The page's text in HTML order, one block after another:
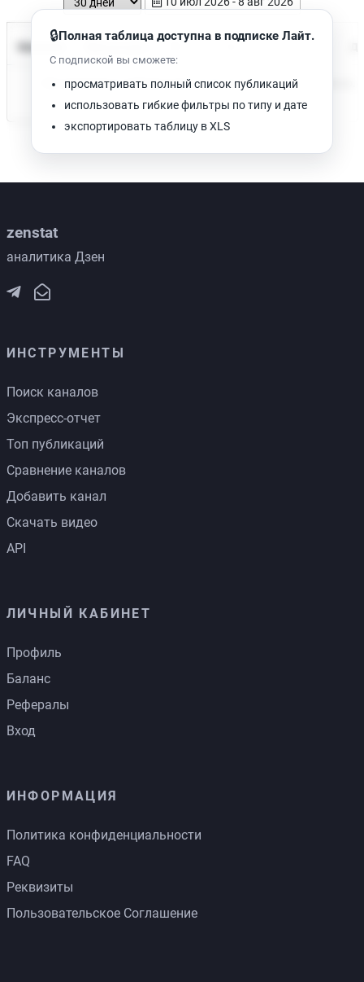
Время чтения
Нет доступных публикаций. Попробуйте изменить фильтр.
🔒Полная таблица доступна в подписке Лайт.
С подпиской вы сможете:
просматривать полный список публикаций
использовать гибкие фильтры по типу и дате
экспортировать таблицу в XLS
zenstat
аналитика Дзен
ИНСТРУМЕНТЫ
Поиск каналов
Экспресс-отчет
Топ публикаций
Сравнение каналов
Добавить канал
Скачать видео
API
ЛИЧНЫЙ КАБИНЕТ
Профиль
Баланс
Рефералы
Вход
ИНФОРМАЦИЯ
Политика конфиденциальности
FAQ
Реквизиты
Пользовательское Соглашение